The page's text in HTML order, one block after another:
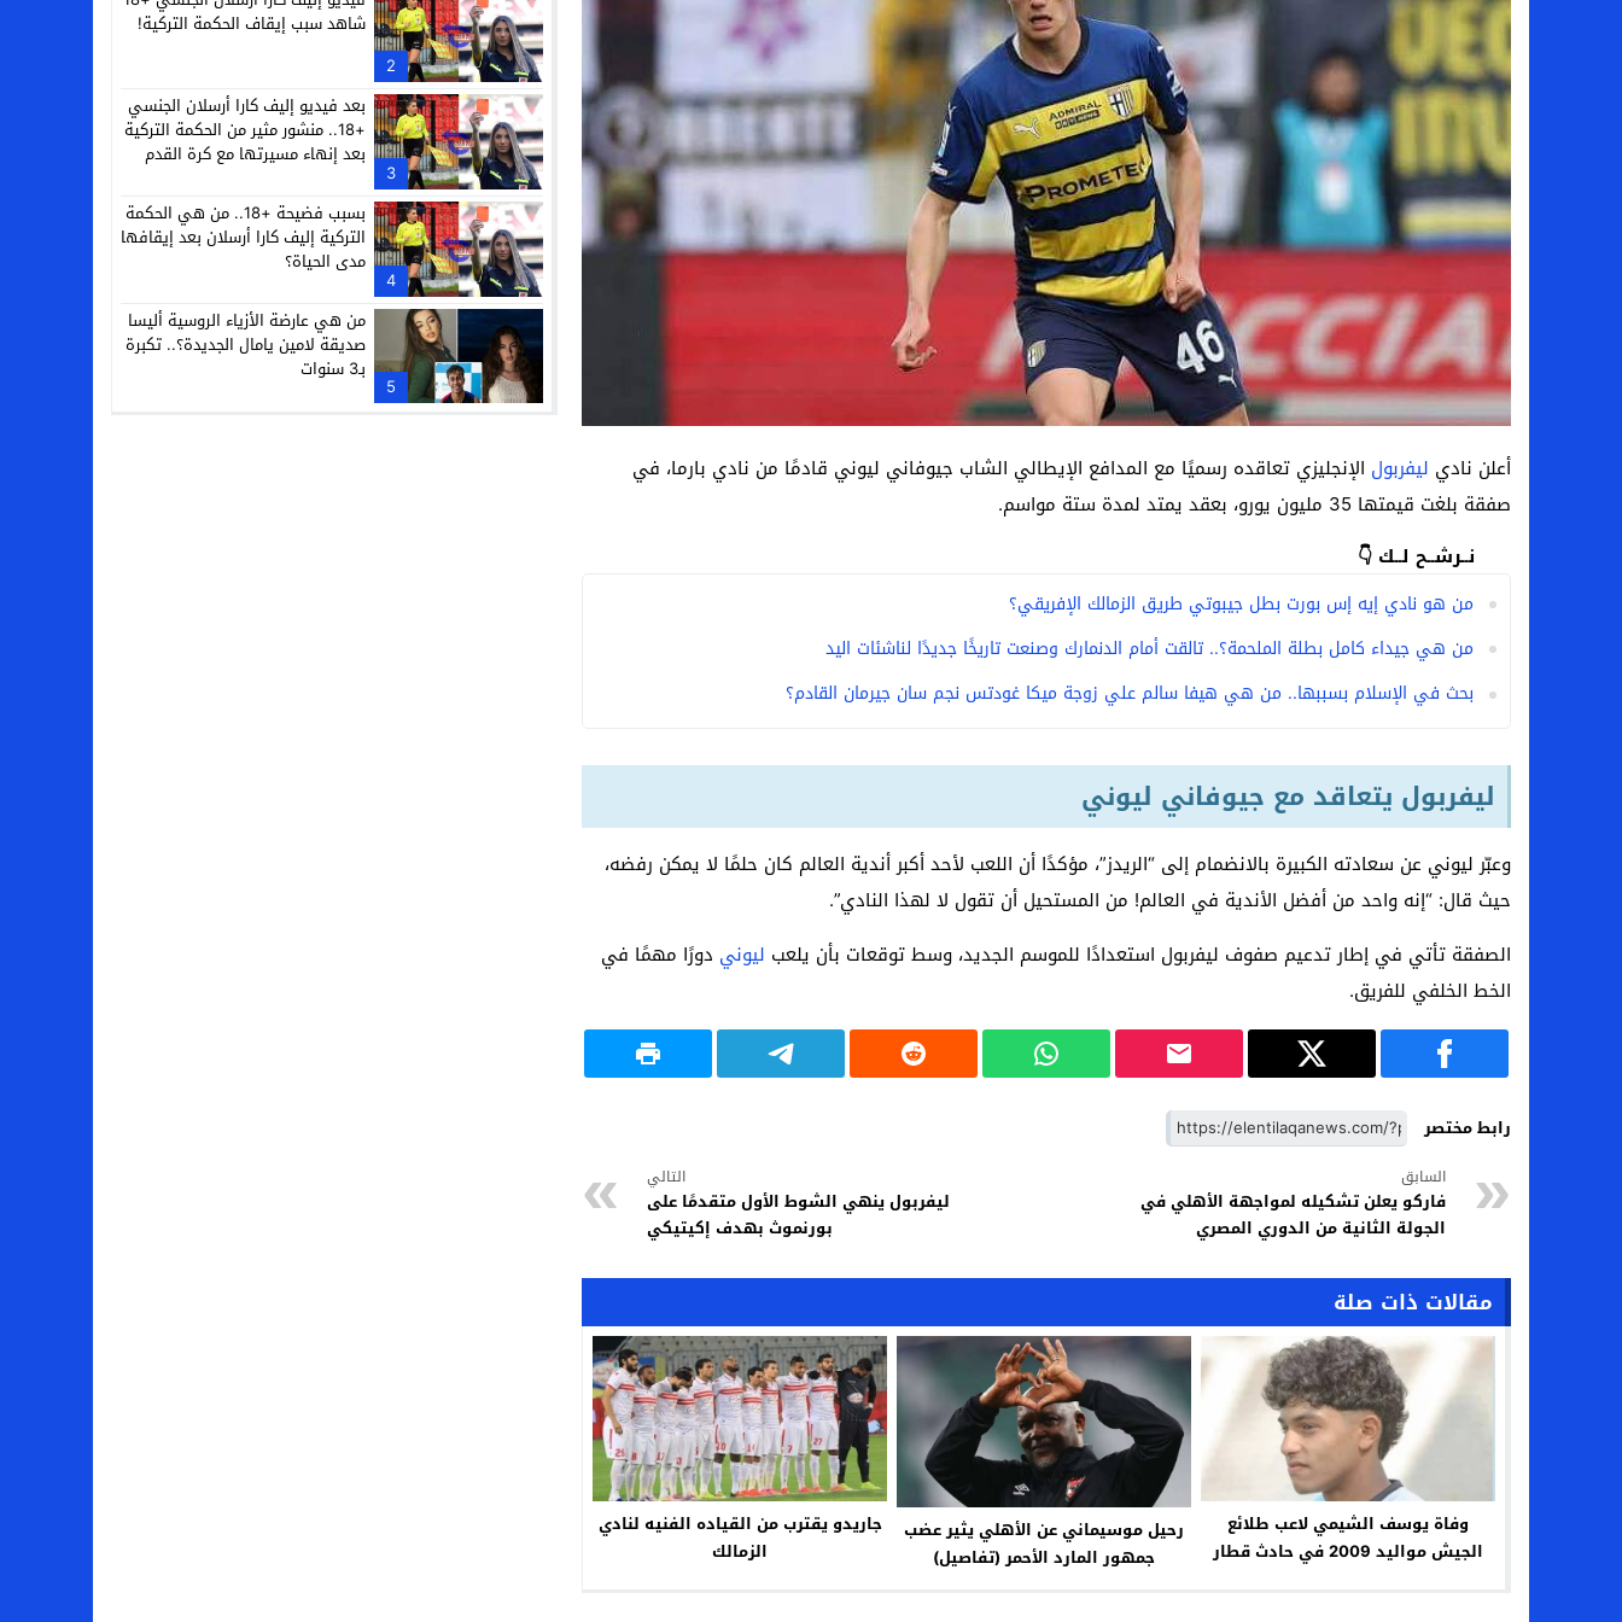
بعد فسخ عقده.. حصاد وأرقام سيف الدين الجزيري مع الزمالك
السيرة الذاتية للدكتورة آيات حسن شمس الدين عميد كلية “آداب كفر الشيخ”
سامو كوستا في معسكر النصر السعودي.. هل انتهت أزمة العالمي المالية؟
إنهاء تعاقد سيف الدين الجزيري مع الزمالك رسميًا
أعلن نادي ليفربول الإنجليزي تعاقده رسميًا مع المدافع الإيطالي الشاب جيوفاني ليوني قادمًا من نادي بارما، في
صفقة بلغت قيمتها 35 مليون يورو، بعقد يمتد لمدة ستة مواسم.
نــرشــح لــك 👇
من هو نادي إيه إس بورت بطل جيبوتي طريق الزمالك الإفريقي؟
من هي جيداء كامل بطلة الملحمة؟.. تالقت أمام الدنمارك وصنعت تاريخًا جديدًا لناشئات اليد
بحث في الإسلام بسببها.. من هي هيفا سالم علي زوجة ميكا غودتس نجم سان جيرمان القادم؟
ليفربول يتعاقد مع جيوفاني ليوني
وعبّر ليوني عن سعادته الكبيرة بالانضمام إلى “الريدز”، مؤكدًا أن اللعب لأحد أكبر أندية العالم كان حلمًا لا يمكن رفضه،
حيث قال: “إنه واحد من أفضل الأندية في العالم! من المستحيل أن تقول لا لهذا النادي”.
الصفقة تأتي في إطار تدعيم صفوف ليفربول استعدادًا للموسم الجديد، وسط توقعات بأن يلعب ليوني دورًا مهمًا في
الخط الخلفي للفريق.
رابط مختصر
السابق
فاركو يعلن تشكيله لمواجهة الأهلي في
الجولة الثانية من الدوري المصري
التالي
ليفربول ينهي الشوط الأول متقدمًا على
بورنموث بهدف إكيتيكي
مقالات ذات صلة
وفاة يوسف الشيمي لاعب طلائع
الجيش مواليد 2009 في حادث قطار
رحيل موسيماني عن الأهلي يثير عضب
جمهور المارد الأحمر (تفاصيل)
جاريدو يقترب من القياده الفنيه لنادي
الزمالك
2
شاهد سبب إيقاف الحكمة التركية!
3
بعد فيديو إليف كارا أرسلان الجنسي
+18.. منشور مثير من الحكمة التركية
بعد إنهاء مسيرتها مع كرة القدم
4
بسبب فضيحة +18.. من هي الحكمة
التركية إليف كارا أرسلان بعد إيقافها
مدى الحياة؟
5
من هي عارضة الأزياء الروسية أليسا
صديقة لامين يامال الجديدة؟.. تكبرة
بـ3 سنوات